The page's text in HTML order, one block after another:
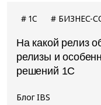
1C БИЗНЕС-
На какой релиз
релизы и
решений 1С
Блог IBS